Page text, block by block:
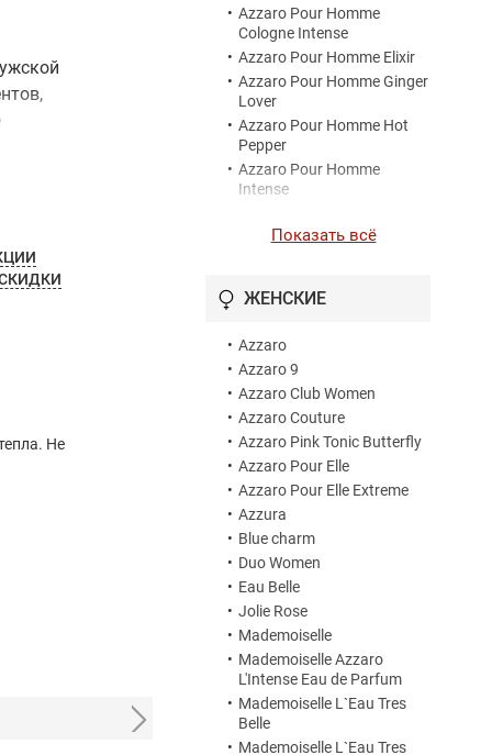
Не
• Azzaro Pour Homme
Cologne Intense
• Azzaro Pour Homme Elixir
• Azzaro Pour Homme Ginger
Lover
• Azzaro Pour Homme Hot
Pepper
• Azzaro Pour Homme
Intense
Azzaro Pour Homme
Time
Summer Edition 2013
• Azzaro Pour Homme Wild
Mint
• Azzaro Sport
• Boarding
• Bright Summer Edition
• Chrome Aqua
• Chrome Azzaro
• Chrome Azzaro Summer
• Chrome Eau de Parfum
• Chrome Intense
•
Chrome Pure
• Chrome Sport
• Chrome Under The Pole
Chrome United
• Chrome Urban
Decibel
Показать всё
ЖЕНСКИЕ
• Azzaro
• Azzaro 9
• Azzaro Club Women
• Azzaro Couture
• Azzaro Pink Tonic Butterfly
• Azzaro Pour Elle
• Azzaro Pour Elle Extreme
• Azzura
• Blue charm
• Duo Women
• Eau Belle
• Jolie Rose
• Mademoiselle
• Mademoiselle Azzaro
L'Intense Eau de Parfum
• Mademoiselle L`Eau Tres
Belle
• Mademoiselle L`Eau Tres